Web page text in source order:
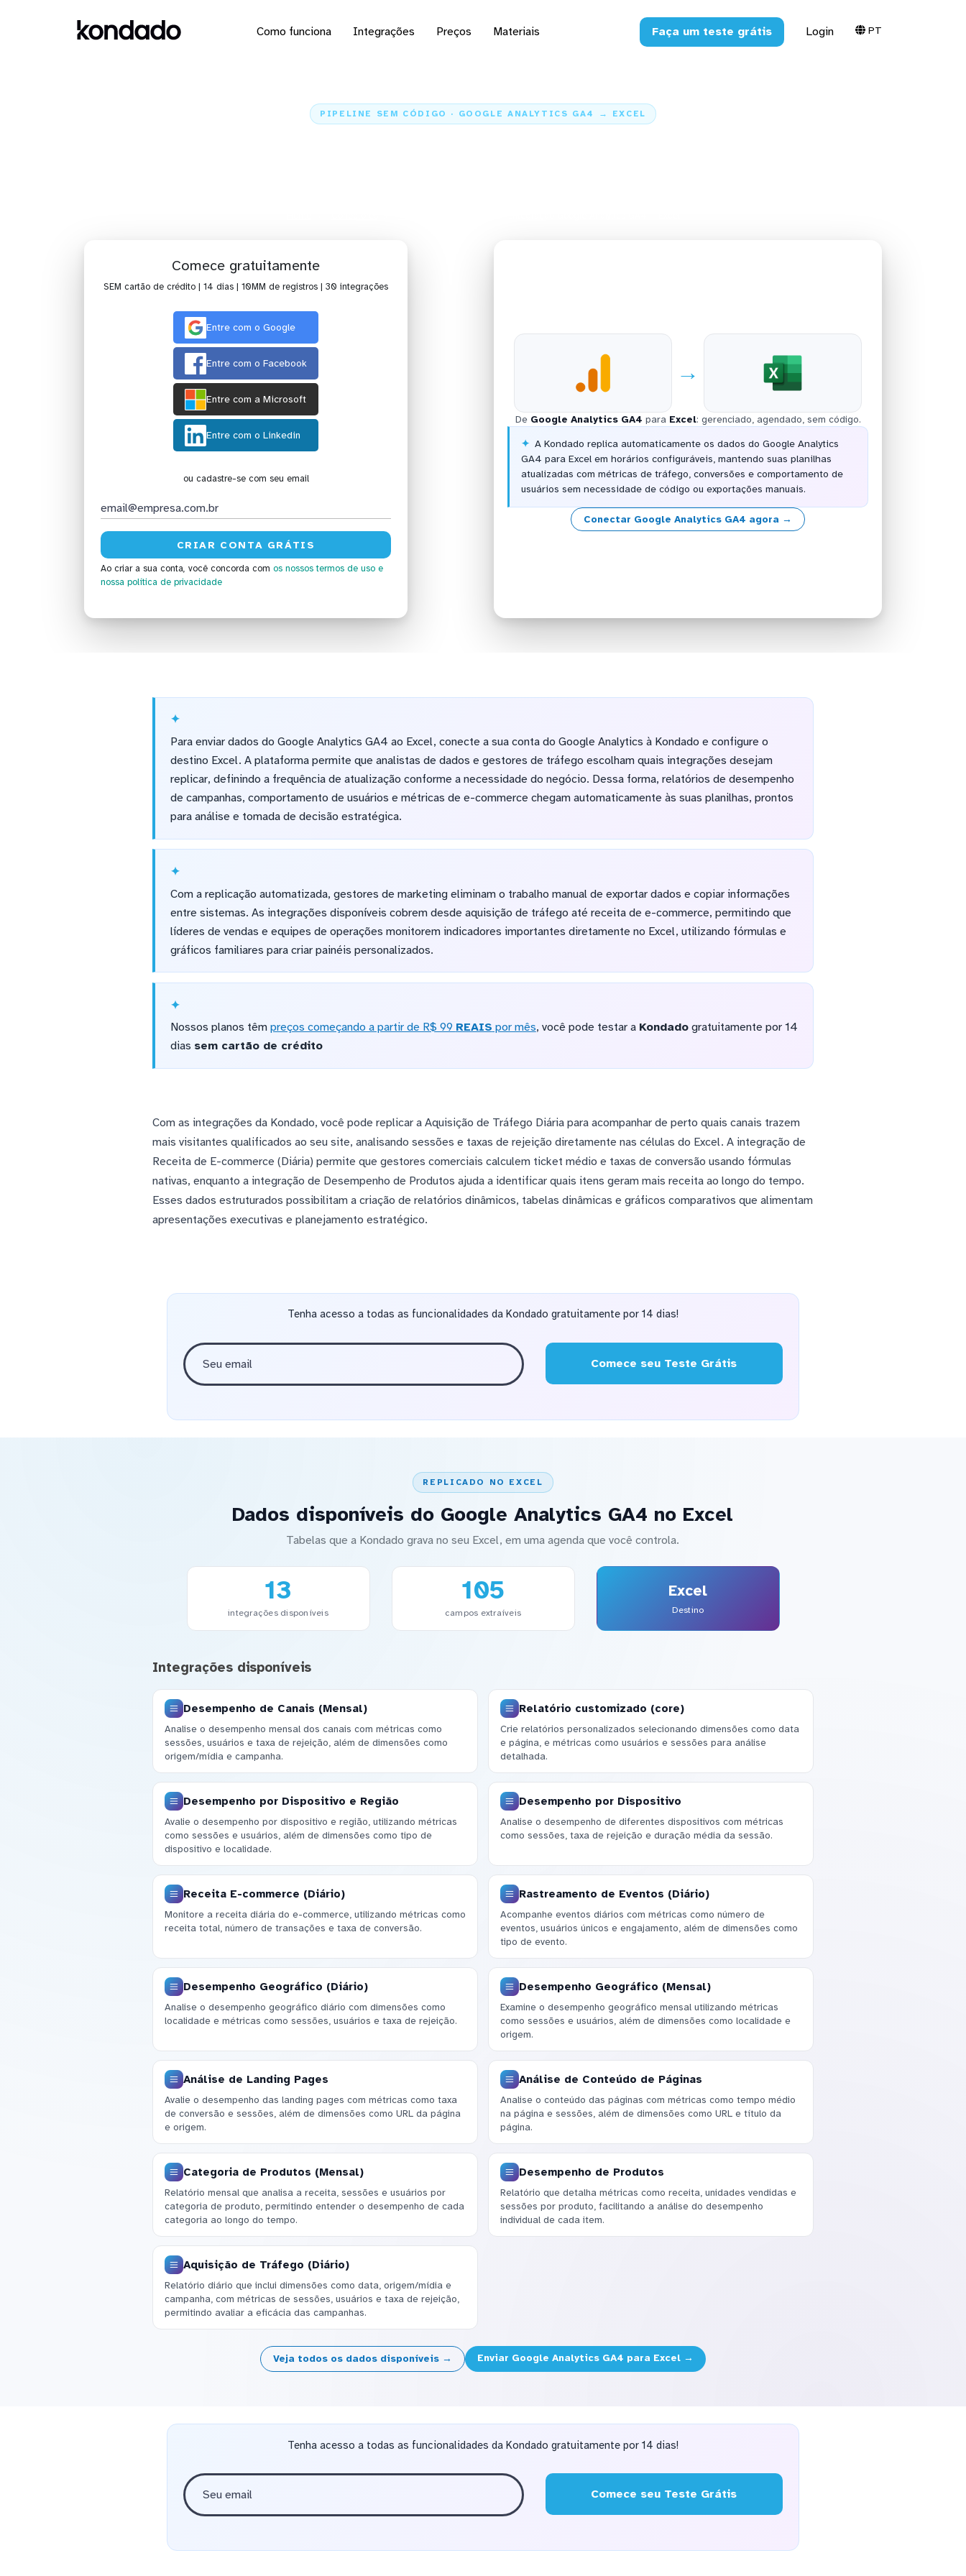
Como funciona Integrações Preços Materiais Faça um teste grátis Login PT
PIPELINE SEM CÓDIGO · GOOGLE ANALYTICS GA4 → EXCEL
Comece gratuitamente
SEM cartão de crédito | 14 dias | 10MM de registros | 30 integrações
Entre com o Google
Entre com o Facebook
Entre com a Microsoft
Entre com o Linkedin
ou cadastre-se com seu email
Ao criar a sua conta, você concorda com os nossos termos de uso e
nossa política de privacidade
→
De Google Analytics GA4 para Excel: gerenciado, agendado, sem código.
A Kondado replica automaticamente os dados do Google Analytics
GA4 para Excel em horários configuráveis, mantendo suas planilhas
atualizadas com métricas de tráfego, conversões e comportamento de
usuários sem necessidade de código ou exportações manuais.
Conectar Google Analytics GA4 agora →
Para enviar dados do Google Analytics GA4 ao Excel, conecte a sua conta do Google Analytics à Kondado e configure o
destino Excel. A plataforma permite que analistas de dados e gestores de tráfego escolham quais integrações desejam
replicar, definindo a frequência de atualização conforme a necessidade do negócio. Dessa forma, relatórios de desempenho
de campanhas, comportamento de usuários e métricas de e-commerce chegam automaticamente às suas planilhas, prontos
para análise e tomada de decisão estratégica.
Com a replicação automatizada, gestores de marketing eliminam o trabalho manual de exportar dados e copiar informações
entre sistemas. As integrações disponíveis cobrem desde aquisição de tráfego até receita de e-commerce, permitindo que
líderes de vendas e equipes de operações monitorem indicadores importantes diretamente no Excel, utilizando fórmulas e
gráficos familiares para criar painéis personalizados.
Nossos planos têm preços começando a partir de R$ 99 REAIS por mês, você pode testar a Kondadogratuitamente por 14
dias sem cartão de crédito
Com as integrações da Kondado, você pode replicar a Aquisição de Tráfego Diária para acompanhar de perto quais canais trazem
mais visitantes qualificados ao seu site, analisando sessões e taxas de rejeição diretamente nas células do Excel. A integração de
Receita de E-commerce (Diária) permite que gestores comerciais calculem ticket médio e taxas de conversão usando fórmulas
nativas, enquanto a integração de Desempenho de Produtos ajuda a identificar quais itens geram mais receita ao longo do tempo.
Esses dados estruturados possibilitam a criação de relatórios dinâmicos, tabelas dinâmicas e gráficos comparativos que alimentam
apresentações executivas e planejamento estratégico.
Tenha acesso a todas as funcionalidades da Kondado gratuitamente por 14 dias!
Comece seu Teste Grátis
REPLICADO NO EXCEL
Dados disponíveis do Google Analytics GA4 no Excel
Tabelas que a Kondado grava no seu Excel, em uma agenda que você controla.
13
integrações disponíveis
105
campos extraíveis
Excel
Destino
Integrações disponíveis
Desempenho de Canais (Mensal)
Analise o desempenho mensal dos canais com métricas como
sessões, usuários e taxa de rejeição, além de dimensões como
origem/mídia e campanha.
Relatório customizado (core)
Crie relatórios personalizados selecionando dimensões como data
e página, e métricas como usuários e sessões para análise
detalhada.
Desempenho por Dispositivo e Região
Avalie o desempenho por dispositivo e região, utilizando métricas
como sessões e usuários, além de dimensões como tipo de
dispositivo e localidade.
Desempenho por Dispositivo
Analise o desempenho de diferentes dispositivos com métricas
como sessões, taxa de rejeição e duração média da sessão.
Receita E-commerce (Diário)
Monitore a receita diária do e-commerce, utilizando métricas como
receita total, número de transações e taxa de conversão.
Rastreamento de Eventos (Diário)
Acompanhe eventos diários com métricas como número de
eventos, usuários únicos e engajamento, além de dimensões como
tipo de evento.
Desempenho Geográfico (Diário)
Analise o desempenho geográfico diário com dimensões como
localidade e métricas como sessões, usuários e taxa de rejeição.
Desempenho Geográfico (Mensal)
Examine o desempenho geográfico mensal utilizando métricas
como sessões e usuários, além de dimensões como localidade e
origem.
Análise de Landing Pages
Avalie o desempenho das landing pages com métricas como taxa
de conversão e sessões, além de dimensões como URL da página
e origem.
Análise de Conteúdo de Páginas
Analise o conteúdo das páginas com métricas como tempo médio
na página e sessões, além de dimensões como URL e título da
página.
Categoria de Produtos (Mensal)
Relatório mensal que analisa a receita, sessões e usuários por
categoria de produto, permitindo entender o desempenho de cada
categoria ao longo do tempo.
Desempenho de Produtos
Relatório que detalha métricas como receita, unidades vendidas e
sessões por produto, facilitando a análise do desempenho
individual de cada item.
Aquisição de Tráfego (Diário)
Relatório diário que inclui dimensões como data, origem/mídia e
campanha, com métricas de sessões, usuários e taxa de rejeição,
permitindo avaliar a eficácia das campanhas.
Veja todos os dados disponíveis → Enviar Google Analytics GA4 para Excel →
Tenha acesso a todas as funcionalidades da Kondado gratuitamente por 14 dias!
Comece seu Teste Grátis